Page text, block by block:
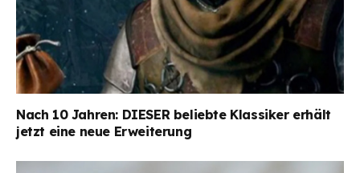
Nach 10 Jahren: DIESER beliebte Klassiker erhält
jetzt eine neue Erweiterung